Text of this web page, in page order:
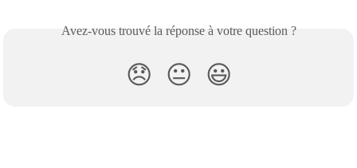
Avez-vous trouvé la réponse à votre question ?
😞 😐 😃